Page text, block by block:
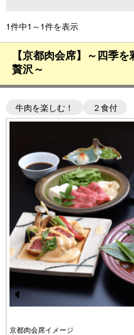
1件中1～1件を表示
【京都肉会席】～四季
贅沢～
牛肉を楽しむ！ ２食付
Pr
e
京都肉会席イメージ